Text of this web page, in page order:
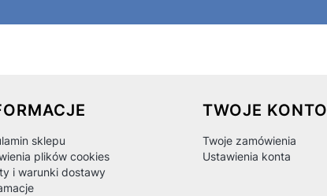
w stopce
sklepu
plików cookies
i warunki dostawy
TWOJE KONTO
Twoje zamówienia
Ustawienia konta